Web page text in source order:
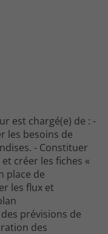
est chargé(e) de : -
les besoins de
- Constituer
créer les fiches «
place de
les flux et
prévisions de
des